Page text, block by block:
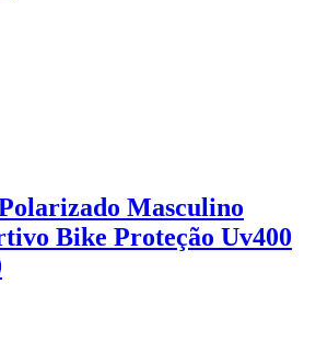
Masculino
Bike Proteção Uv400